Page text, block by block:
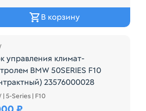
В корзину
управления климат-
BMW 50SERIES F10
23576000028
| 5-Series | F10